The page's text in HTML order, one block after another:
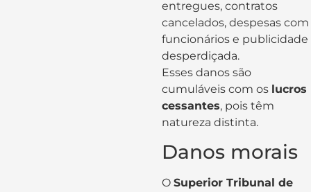
entregues, contratos
cancelados, despesas com
funcionários e publicidade
desperdiçada.
Esses danos são
cumuláveis com os lucros
cessantes, pois têm
natureza distinta.
Danos morais
O Superior Tribunal de